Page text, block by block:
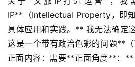
IP**（Intellectual Property，即
具体应用和实践。** 我无法确
这是一个带有政治色彩的问题**
正面内容：需要**正面角度**：**